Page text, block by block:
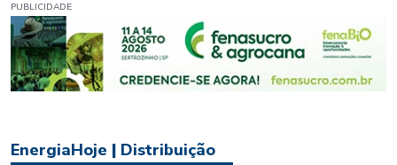
PUBLICIDADE
EnergiaHoje | Distribuição